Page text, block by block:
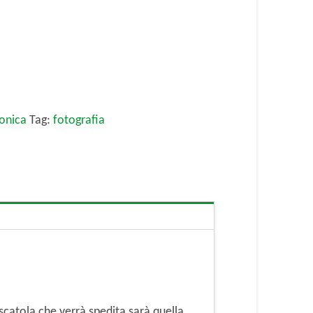
Tag:fotografia